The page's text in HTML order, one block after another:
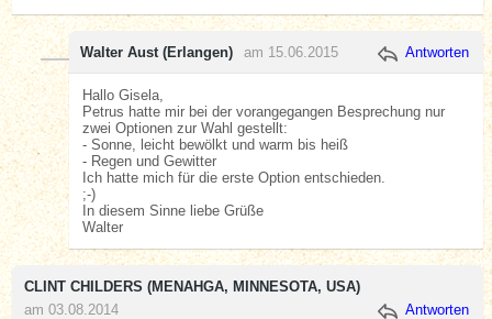
Walter Aust (Erlangen) am 15.06.2015 Antworten
Hallo Gisela,
Petrus hatte mir bei der vorangegangen Besprechung nur
zwei Optionen zur Wahl gestellt:
- Sonne, leicht bewölkt und warm bis heiß
- Regen und Gewitter
Ich hatte mich für die erste Option entschieden.
;-)
In diesem Sinne liebe Grüße
Walter
CLINT CHILDERS (MENAHGA, MINNESOTA, USA)
am 03.08.2014
Antworten